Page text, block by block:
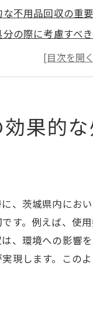
な不用品回収の重
分の際に考慮すべ
者を選ぶ際のポイン
内で利用可能な不
家電の処分スケジ
不用品回収茨城
能な家電処分の選
をリサイクルする
リサイクルセンタ
やさしい生活をサ
果的
、茨城県内にお
す。例えば、
、環境への影響
現します。こ